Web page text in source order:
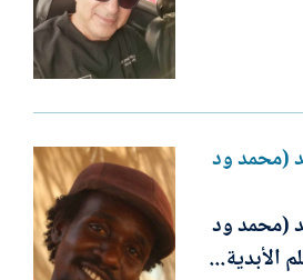
(محمد ود
(محمد ود
الأبدية...